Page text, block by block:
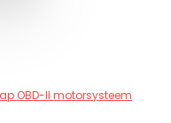
OBD-II motorsysteem